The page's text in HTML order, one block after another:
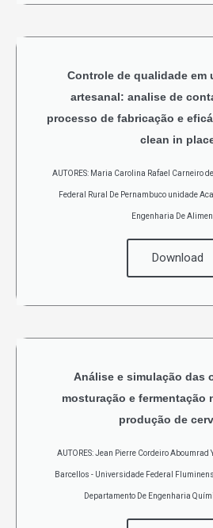
Controle de qualidade em
artesanal: analise de
processo de fabricação e
clean in
AUTORES: Maria Carolina Rafael Carneiro
Federal Rural De Pernambuco unidade
Engenharia De
Download
Análise e simulação das
mosturação e fermentação
produção de
AUTORES: Jean Pierre Cordeiro Aboumrad
Barcellos - Universidade Federal
Departamento De Engenharia